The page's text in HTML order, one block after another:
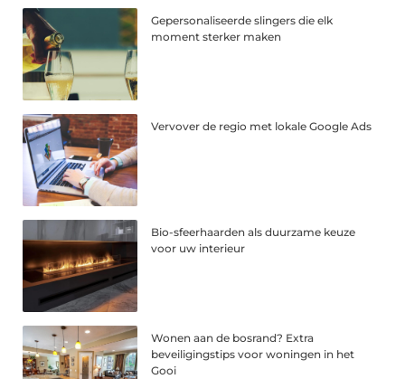
Gepersonaliseerde slingers die elk
moment sterker maken
Vervover de regio met lokale Google Ads
Bio-sfeerhaarden als duurzame keuze
voor uw interieur
Wonen aan de bosrand? Extra
beveiligingstips voor woningen in het
Gooi